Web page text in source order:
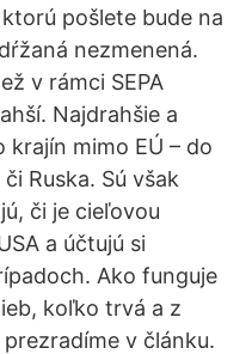
pošlete bude na
nezmenená.
v rámci SEPA
Najdrahšie a
krajín mimo EÚ – do
Ruska. Sú však
či je cieľovou
a účtujú si
Ako funguje
koľko trvá a z
v článku.